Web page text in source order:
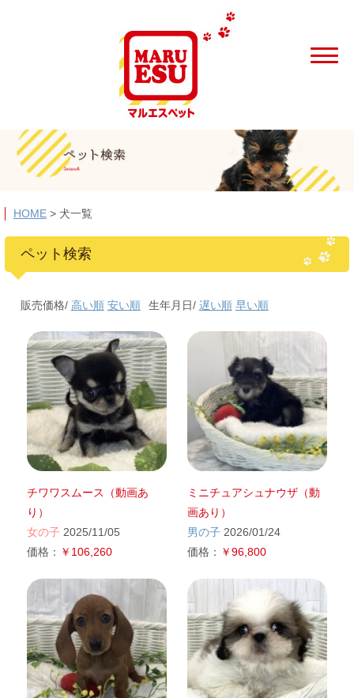
HOME> 犬一覧
ペット検索
販売価格/ 高い順 安い順 生年月日/ 遅い順 早い順
チワワスムース（動画あ
り）
女の子 2025/11/05
価格： ￥106,260
ミニチュアシュナウザ（動
画あり）
男の子2026/01/24
価格： ￥96,800